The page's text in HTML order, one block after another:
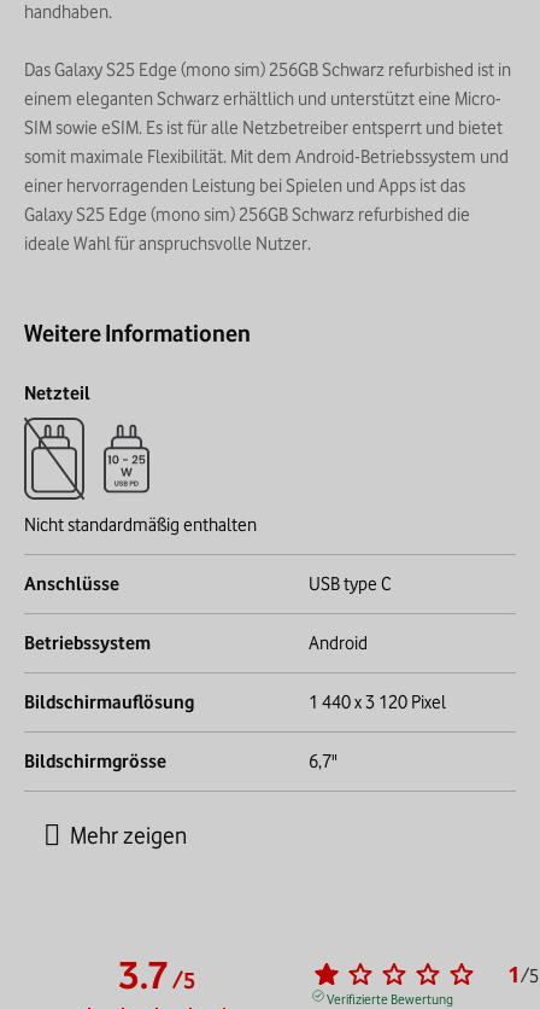
handhaben.
Das Galaxy S25 Edge (mono sim) 256GB Schwarz refurbished ist in
einem eleganten Schwarz erhältlich und unterstützt eine Micro-
SIM sowie eSIM. Es ist für alle Netzbetreiber entsperrt und bietet
somit maximale Flexibilität. Mit dem Android-Betriebssystem und
einer hervorragenden Leistung bei Spielen und Apps ist das
Galaxy S25 Edge (mono sim) 256GB Schwarz refurbished die
ideale Wahl für anspruchsvolle Nutzer.
Weitere Informationen
Netzteil
Nicht standardmäßig enthalten
Anschlüsse USB type C
Betriebssystem Android
Bildschirmauflösung 1 440 x 3 120 Pixel
Bildschirmgrösse 6,7"
3.7/5 1/5
Verifizierte Bewertung